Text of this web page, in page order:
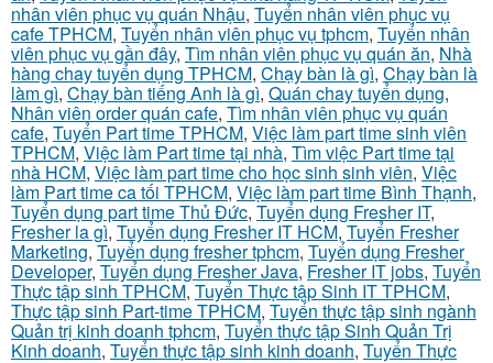
nhân viên phục vụ quán Nhậu, Tuyển nhân viên phục vụ
cafe TPHCM, Tuyển nhân viên phục vụ tphcm, Tuyển nhân
viên phục vụ gần đây, Tìm nhân viên phục vụ quán ăn, Nhà
hàng chay tuyển dụng TPHCM, Chạy bàn là gì, Chạy bàn là
làm gì, Chạy bàn tiếng Anh là gì, Quán chay tuyển dụng,
Nhân viên order quán cafe, Tìm nhân viên phục vụ quán
cafe, Tuyển Part time TPHCM, Việc làm part time sinh viên
TPHCM, Việc làm Part time tại nhà, Tìm việc Part time tại
nhà HCM, Việc làm part time cho học sinh sinh viên, Việc
làm Part time ca tối TPHCM, Việc làm part time Bình Thạnh,
Tuyển dụng part time Thủ Đức, Tuyển dụng Fresher IT,
Fresher la gì, Tuyển dụng Fresher IT HCM, Tuyển Fresher
Marketing, Tuyển dụng fresher tphcm, Tuyển dụng Fresher
Developer, Tuyển dụng Fresher Java, Fresher IT jobs, Tuyển
Thực tập sinh TPHCM, Tuyển Thực tập Sinh IT TPHCM,
Thực tập sinh Part-time TPHCM, Tuyển thực tập sinh ngành
Quản trị kinh doanh tphcm, Tuyển thực tập Sinh Quản Trị
Kinh doanh, Tuyển thực tập sinh kinh doanh, Tuyển Thực